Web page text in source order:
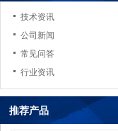
技术资讯
公司新闻
常见问答
行业资讯
推荐产品